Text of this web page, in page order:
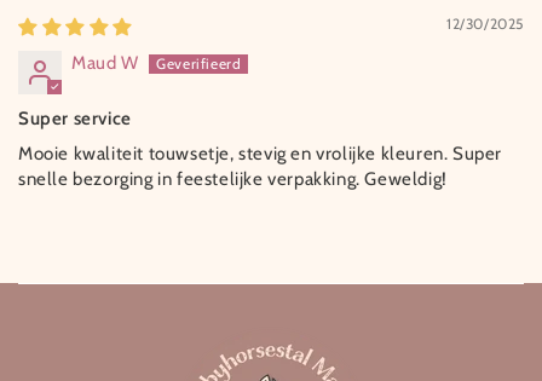
12/30/2025
Maud W
Super service
Mooie kwaliteit touwsetje, stevig en vrolijke kleuren. Super
snelle bezorging in feestelijke verpakking. Geweldig!